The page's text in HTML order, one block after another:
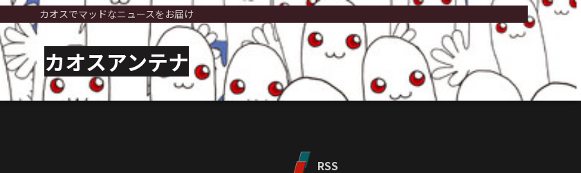
カオスでマッドなニュースをお届け
カオスアンテナ
RSS